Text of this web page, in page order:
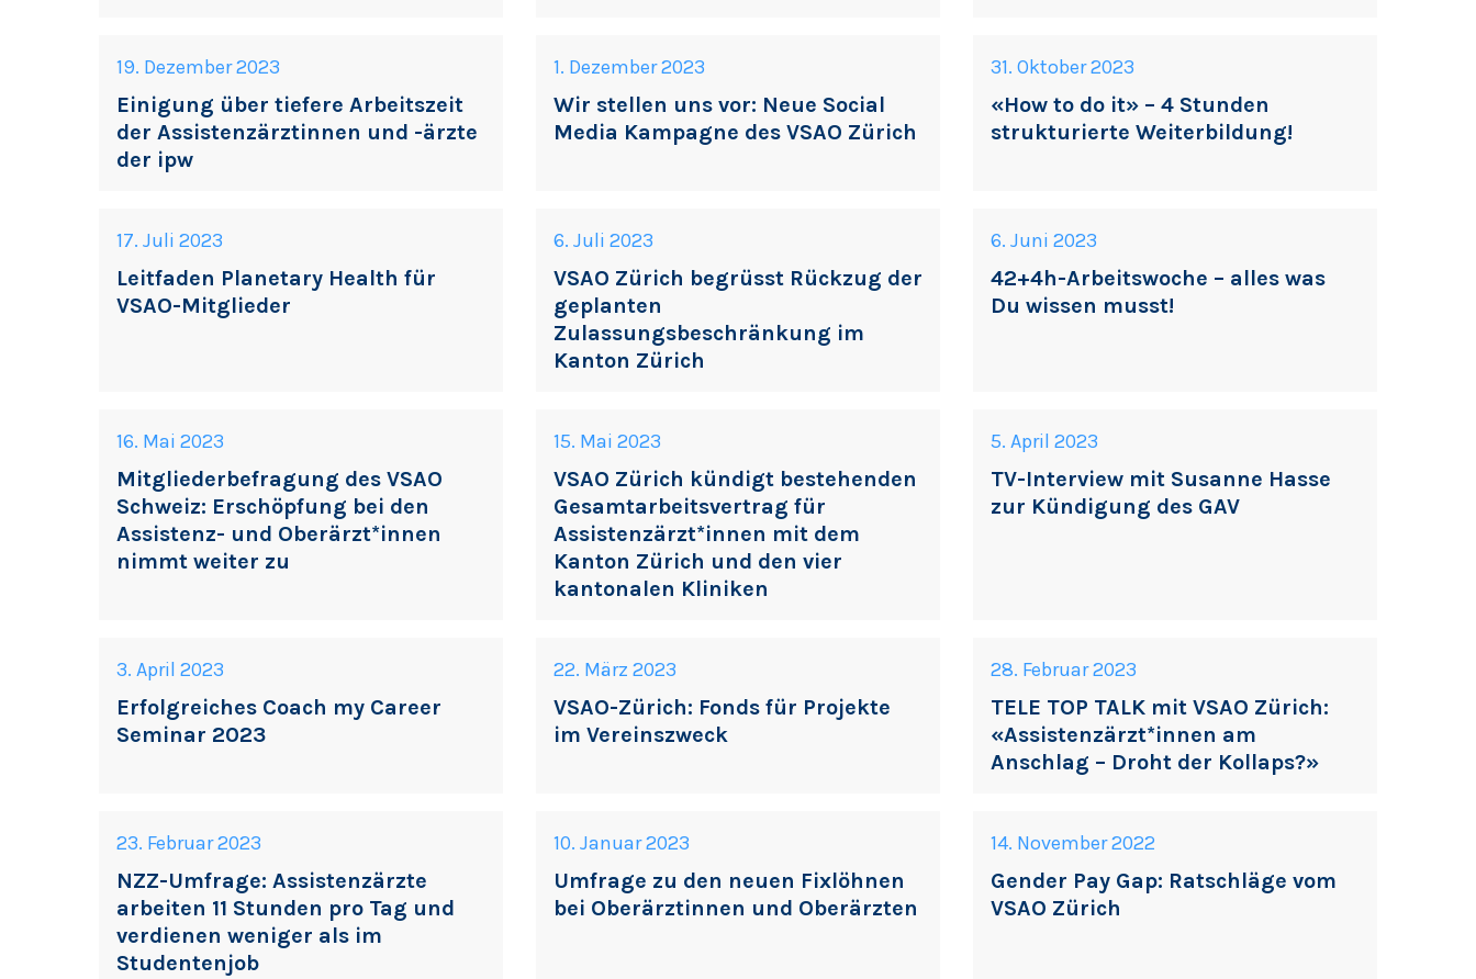
19. Dezember 2023
Einigung über tiefere Arbeitszeit
der Assistenzärztinnen und -ärzte
der ipw
1. Dezember 2023
Wir stellen uns vor: Neue Social
Media Kampagne des VSAO Zürich
31. Oktober 2023
«How to do it» – 4 Stunden
strukturierte Weiterbildung!
17. Juli 2023
Leitfaden Planetary Health für
VSAO-Mitglieder
6. Juli 2023
VSAO Zürich begrüsst Rückzug der
geplanten
Zulassungsbeschränkung im
Kanton Zürich
6. Juni 2023
42+4h-Arbeitswoche – alles was
Du wissen musst!
16. Mai 2023
Mitgliederbefragung des VSAO
Schweiz: Erschöpfung bei den
Assistenz- und Oberärzt*innen
nimmt weiter zu
15. Mai 2023
VSAO Zürich kündigt bestehenden
Gesamtarbeitsvertrag für
Assistenzärzt*innen mit dem
Kanton Zürich und den vier
kantonalen Kliniken
5. April 2023
TV-Interview mit Susanne Hasse
zur Kündigung des GAV
3. April 2023
Erfolgreiches Coach my Career
Seminar 2023
22. März 2023
VSAO-Zürich: Fonds für Projekte
im Vereinszweck
28. Februar 2023
TELE TOP TALK mit VSAO Zürich:
«Assistenzärzt*innen am
Anschlag – Droht der Kollaps?»
23. Februar 2023
NZZ-Umfrage: Assistenzärzte
arbeiten 11 Stunden pro Tag und
verdienen weniger als im
Studentenjob
10. Januar 2023
Umfrage zu den neuen Fixlöhnen
bei Oberärztinnen und Oberärzten
14. November 2022
Gender Pay Gap: Ratschläge vom
VSAO Zürich